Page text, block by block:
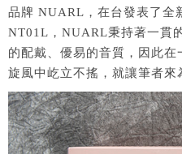
品牌 NUARL，在台發表了全
NT01L，NUARL秉持著一貫
的配戴、優易的音質，因此
旋風中屹立不搖，就讓筆者來